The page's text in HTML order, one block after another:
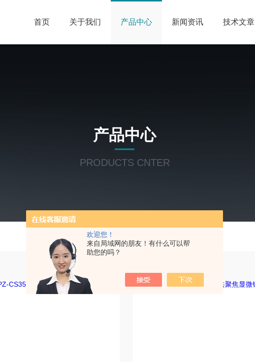
欢迎您！
来自局域网的朋友！有什么可以帮
助您的吗？
首页 关于我们 产品中心 新闻资讯 技术文章
产品中心
PRODUCTS CNTER